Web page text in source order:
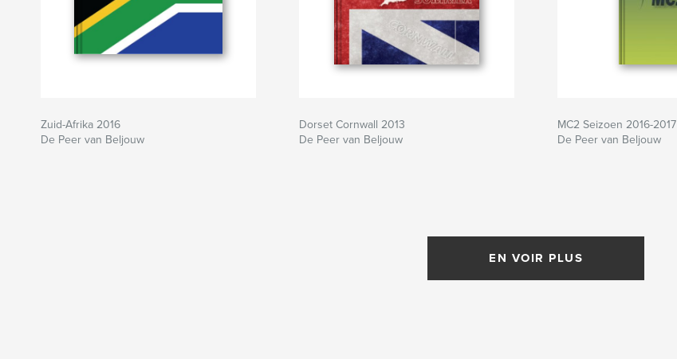
Zuid-Afrika 2016
De Peer van Beljouw
Dorset Cornwall 2013
De Peer van Beljouw
MC2 Seizoen 2016-2017
De Peer van Beljouw
EN VOIR PLUS